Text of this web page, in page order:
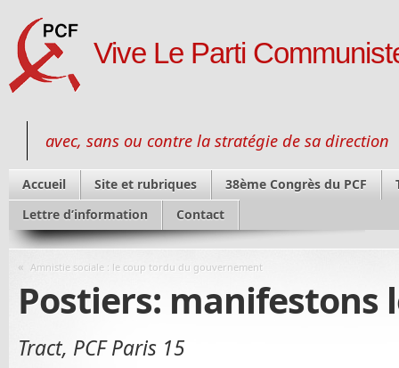
Vive Le Parti
avec, sans ou contre la stratégie de sa direction
Accueil Site et rubriques 38ème Congrès du PCF
Lettre d’information
Contact
« Amnistie sociale : le coup tordu du gouvernement
Postiers: manifestons
Tract, PCF Paris 15